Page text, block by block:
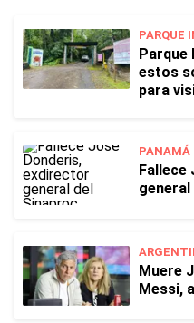
PARQUE
Parque
estos
para
PANAMÁ
Fallece
general
Muere
Messi,